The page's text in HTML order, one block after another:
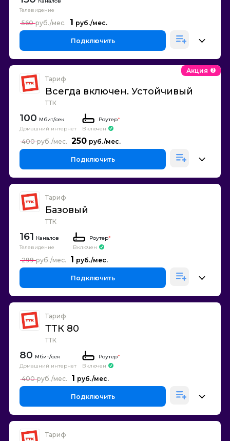
Телевидение
1
560
Подключить
Тариф
Всегда включен. Устойчивый
ТТК
Акция
100
Домашний интернет
Роутер*
Включен
250
400
Подключить
Тариф
Базовый
ТТК
161 Каналов
Телевидение
Роутер*
Включен
1
299
Подключить
Тариф
ТТК 80
ТТК
80
Домашний интернет
Роутер*
Включен
1
400
Подключить
Тариф